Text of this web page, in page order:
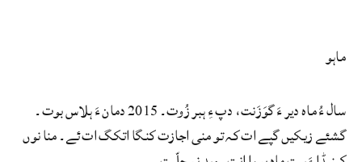
ماہو
سال ءُ ماہ دیر ءَ گوَزَنت، دپ ءِ ہبر زُوت۔ 2015 دمان ءَ ہلاس بوت۔
گشئے زیکیں گپے ات کہ تو منی اجازت کنگا اتکگ ات ئے۔ منا نوں